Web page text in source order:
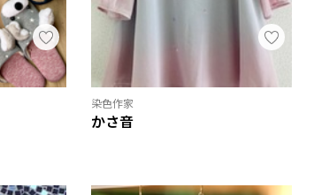
染色作家
かさ音